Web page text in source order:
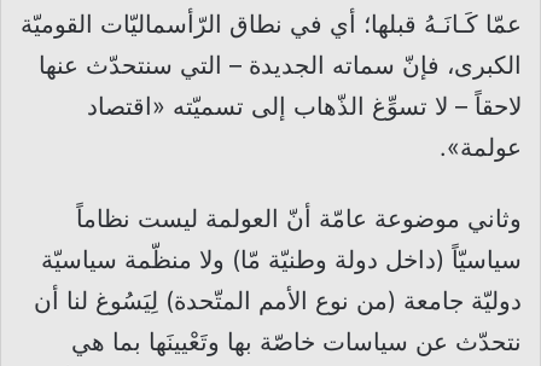
عمّا كَـانَـهُ قبلها؛ أي في نطاق الرّأسماليّات القوميّة
الكبرى، فإنّ سماته الجديدة – التي سنتحدّث عنها
لاحقاً – لا تسوِّغ الذّهاب إلى تسميّته «اقتصاد
عولمة».
وثاني موضوعة عامّة أنّ العولمة ليست نظاماً
سياسيّاً (داخل دولة وطنيّة مّا) ولا منظّمة سياسيّة
دوليّة جامعة (من نوع الأمم المتّحدة) لِيَسُوغ لنا أن
نتحدّث عن سياسات خاصّة بها وتَعْيينَها بما هي